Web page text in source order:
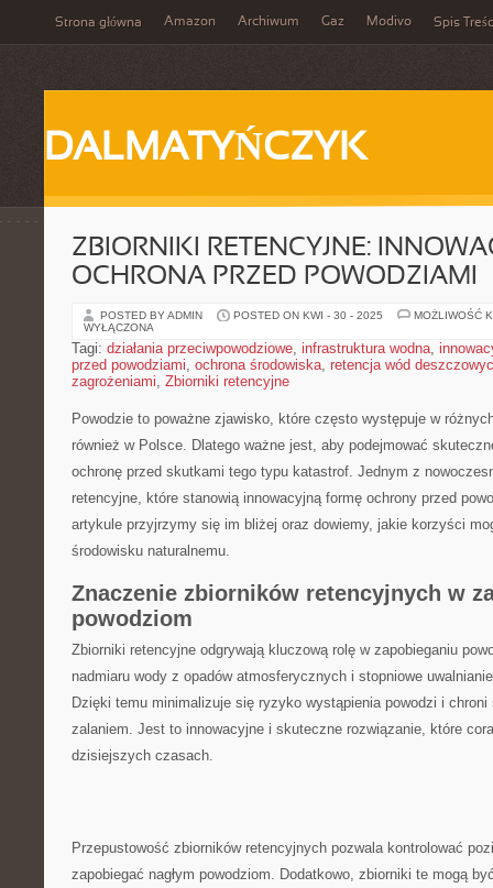
Strona główna Amazon Archiwum Gaz Modivo Spis
DALMATYŃCZYK
ZBIORNIKI RETENCYJNE:
OCHRONA PRZED POWODZIAMI
POSTED BY ADMIN POSTED ON KWI - 30 - 2025
MOŻLIWOŚĆ
WYŁĄCZONA
Tagi: działania przeciwpowodziowe, infrastruktura wodna,
przed powodziami, ochrona środowiska, retencja wód
zagrożeniami, Zbiorniki retencyjne
Powodzie to poważne zjawisko, które często występuje ⁣w
również w ⁤Polsce. Dlatego ważne jest,‍ aby podejmować‍
‍ochronę‌ przed skutkami tego typu katastrof.⁢ Jednym z
retencyjne, które ‍stanowią innowacyjną formę ochrony ⁣przed‌
artykule przyjrzymy się im bliżej oraz⁤ dowiemy, ⁣jakie⁤ korzyści
środowisku naturalnemu.
Znaczenie zbiorników retencyjnych w
powodziom
Zbiorniki ⁢retencyjne odgrywają‌ kluczową rolę‍ w zapobieganiu
nadmiaru‍ wody z opadów atmosferycznych i stopniowe‌
Dzięki‌ temu minimalizuje się ryzyko wystąpienia powodzi i
zalaniem. Jest to innowacyjne⁢ i skuteczne rozwiązanie, które
dzisiejszych czasach.
Przepustowość zbiorników retencyjnych pozwala kontrolować
⁤zapobiegać nagłym powodziom. Dodatkowo,⁢ zbiorniki te mogą